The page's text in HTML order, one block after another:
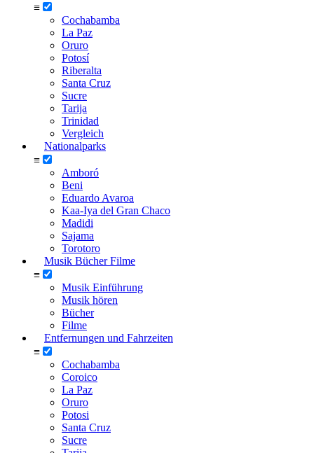
≡
Cochabamba
La Paz
Oruro
Potosí
Riberalta
Santa Cruz
Sucre
Tarija
Trinidad
Vergleich
Nationalparks
≡
Amboró
Beni
Eduardo Avaroa
Kaa-Iya del Gran Chaco
Madidi
Sajama
Torotoro
Musik Bücher Filme
≡
Musik Einführung
Musik hören
Bücher
Filme
Entfernungen und Fahrzeiten
≡
Cochabamba
Coroico
La Paz
Oruro
Potosi
Santa Cruz
Sucre